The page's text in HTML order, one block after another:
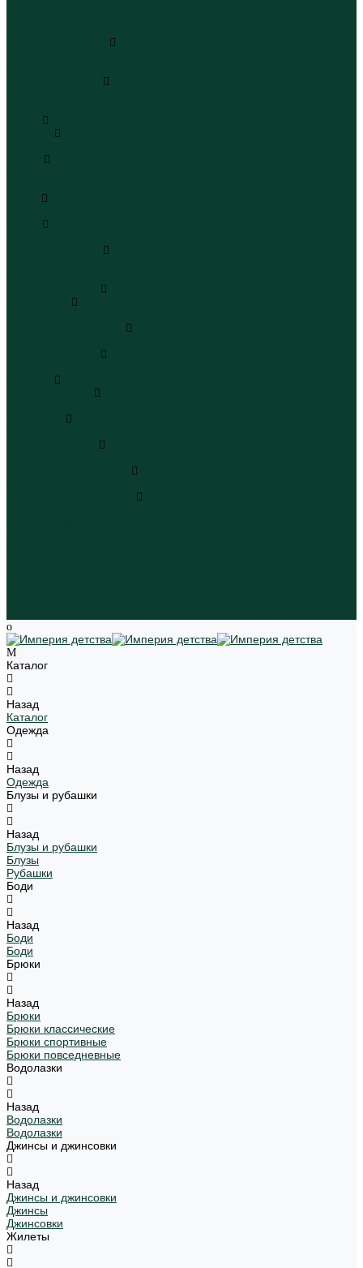
Каталог
Назад
Каталог
Одежда
Назад
Одежда
Блузы и рубашки
Назад
Блузы и рубашки
Блузы
Рубашки
Боди
Назад
Боди
Боди
Брюки
Назад
Брюки
Брюки классические
Брюки спортивные
Брюки повседневные
Водолазки
Назад
Водолазки
Водолазки
Джинсы и джинсовки
Назад
Джинсы и джинсовки
Джинсы
Джинсовки
Жилеты